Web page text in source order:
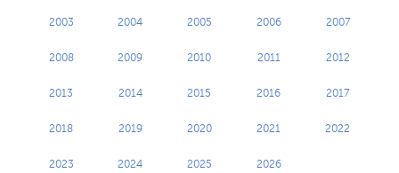
2003 2004 2005 2006 2007
2008 2009 2010 2011 2012
2013 2014 2015 2016 2017
2018 2019 2020 2021 2022
2023 2024 2025 2026